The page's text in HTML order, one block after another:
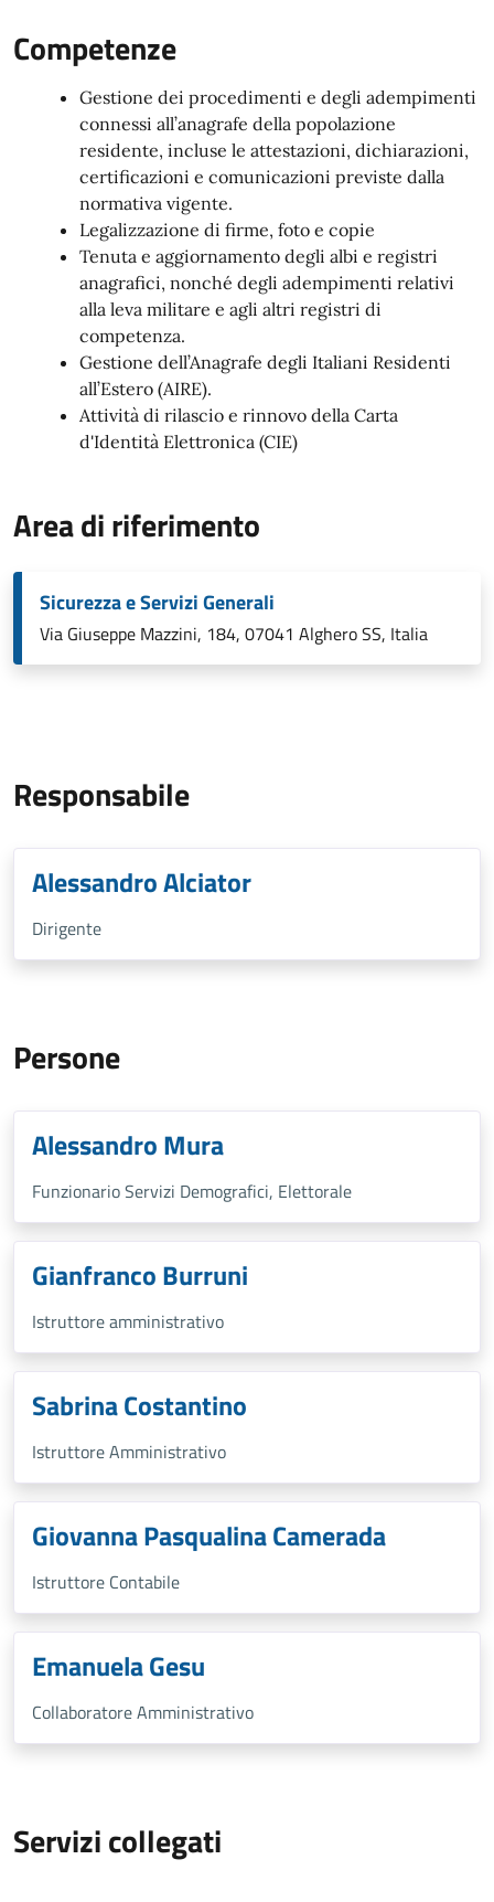
Competenze
Gestione dei procedimenti e degli adempimenti
connessi all’anagrafe della popolazione
residente, incluse le attestazioni, dichiarazioni,
certificazioni e comunicazioni previste dalla
normativa vigente.
Legalizzazione di firme, foto e copie
Tenuta e aggiornamento degli albi e registri
anagrafici, nonché degli adempimenti relativi
alla leva militare e agli altri registri di
competenza.
Gestione dell’Anagrafe degli Italiani Residenti
all’Estero (AIRE).
Attività di rilascio e rinnovo della Carta
d'Identità Elettronica (CIE)
Area di riferimento
Sicurezza e Servizi Generali
Via Giuseppe Mazzini, 184, 07041 Alghero SS, Italia
Responsabile
Alessandro Alciator
Dirigente
Persone
Alessandro Mura
Funzionario Servizi Demografici, Elettorale
Gianfranco Burruni
Istruttore amministrativo
Sabrina Costantino
Istruttore Amministrativo
Giovanna Pasqualina Camerada
Istruttore Contabile
Emanuela Gesu
Collaboratore Amministrativo
Servizi collegati